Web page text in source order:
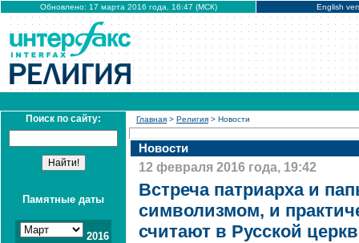
Обновлено: 17 марта 2016 года, 16:47 (МСК) English
Поиск по сайту:
Памятные даты
2016
Главная > Религия > Новости
Новости
12 февраля 2016 года, 19:42
Встреча патриарха и
символизмом, и
считают в Русской